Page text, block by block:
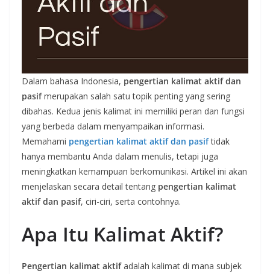
Dalam bahasa Indonesia, pengertian kalimat aktif dan
pasifmerupakan salah satu topik penting yang sering
dibahas. Kedua jenis kalimat ini memiliki peran dan fungsi
yang berbeda dalam menyampaikan informasi.
Memahami pengertian kalimat aktif dan pasiftidak
hanya membantu Anda dalam menulis, tetapi juga
meningkatkan kemampuan berkomunikasi. Artikel ini akan
menjelaskan secara detail tentang pengertian kalimat
aktif dan pasif, ciri-ciri, serta contohnya.
Apa Itu Kalimat Aktif?
Pengertian kalimat aktifadalah kalimat di mana subjek